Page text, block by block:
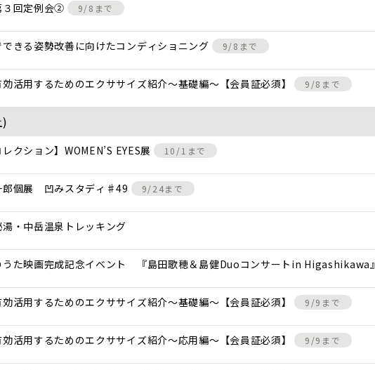
３回定例会② 9/8まで
できる姿勢改善に向けたコンディショニング 9/8まで
効活用するためのエクササイズ紹介〜基礎編〜【会員証必須】 9/8まで
)
レクション】WOMEN’S EYES展 10/1まで
郎個展 凹みスタディ♯49 9/24まで
・中岳温泉トレッキング
うた映画完成記念イベント 『島田歌穂＆島健Duoコンサートin Higashikawa』
効活用するためのエクササイズ紹介〜基礎編〜【会員証必須】 9/9まで
効活用するためのエクササイズ紹介〜応用編〜【会員証必須】 9/9まで